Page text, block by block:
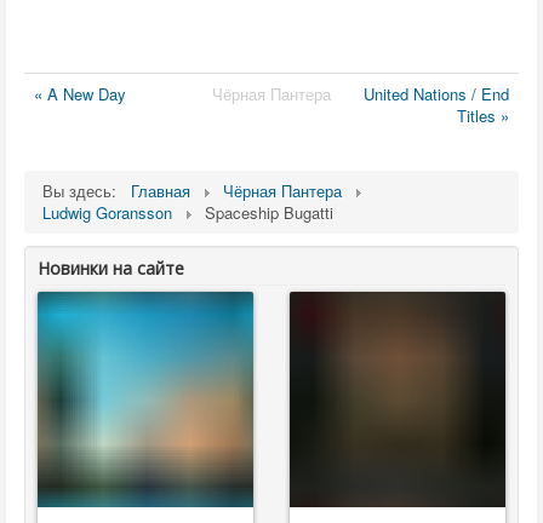
« A New Day Чёрная Пантера
United Nations / End
Titles »
Вы здесь: Главная
Чёрная Пантера
Ludwig Goransson
Spaceship Bugatti
Новинки на сайте